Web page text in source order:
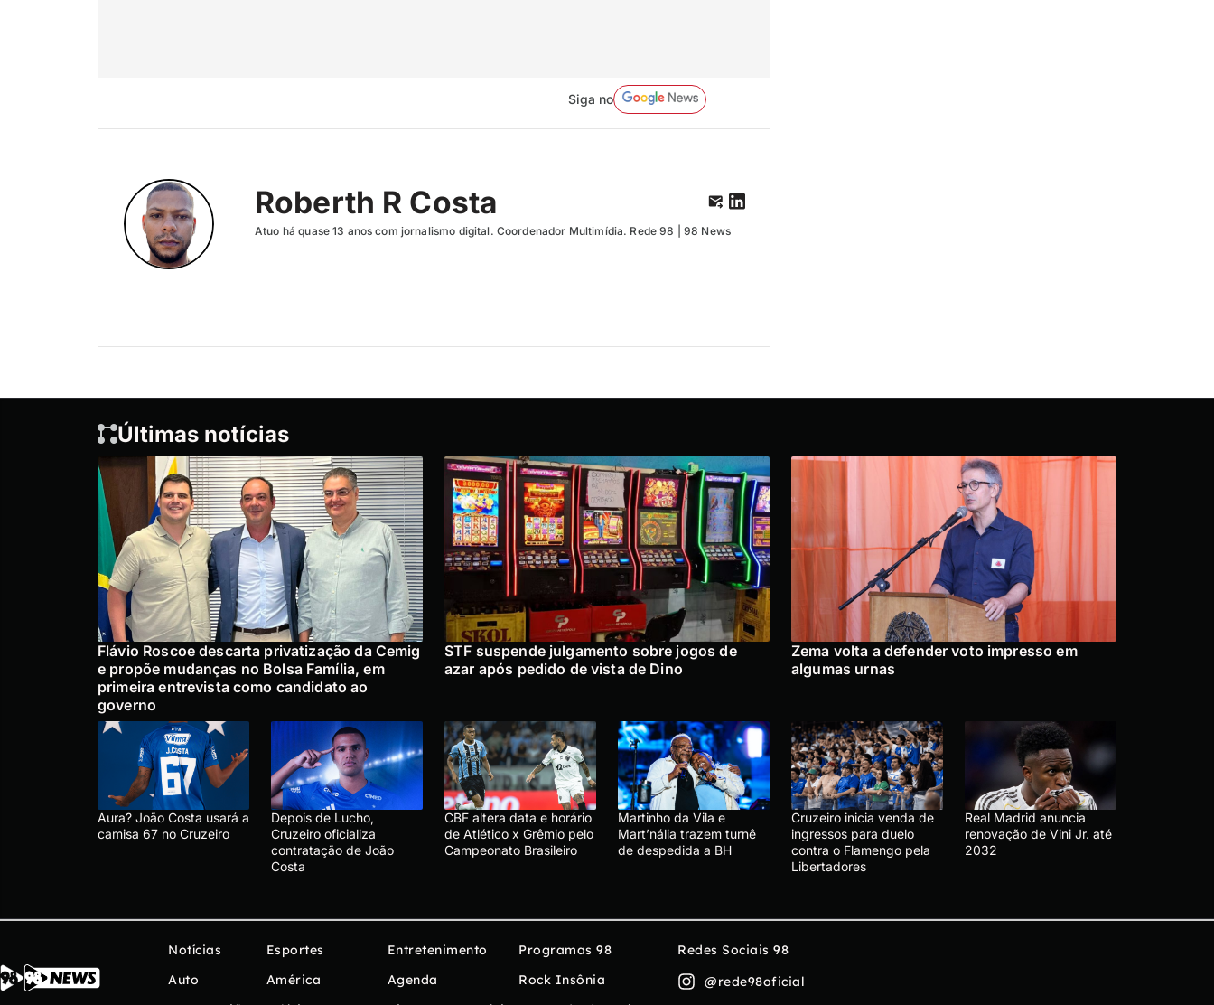
Siga no
Roberth R Costa
Atuo há quase 13 anos com jornalismo digital. Coordenador Multimídia. Rede 98 | 98 News
Últimas notícias
Flávio Roscoe descarta privatização da Cemig
e propõe mudanças no Bolsa Família, em
primeira entrevista como candidato ao
governo
STF suspende julgamento sobre jogos de
azar após pedido de vista de Dino
Zema volta a defender voto impresso em
algumas urnas
Aura? João Costa usará a
camisa 67 no Cruzeiro
Depois de Lucho,
Cruzeiro oficializa
contratação de João
Costa
CBF altera data e horário
de Atlético x Grêmio pelo
Campeonato Brasileiro
Martinho da Vila e
Mart’nália trazem turnê
de despedida a BH
Cruzeiro inicia venda de
ingressos para duelo
contra o Flamengo pela
Libertadores
Real Madrid anuncia
renovação de Vini Jr. até
2032
Notícias
Auto
Esportes
América
Entretenimento
Agenda
Programas 98
Rock Insônia
Redes Sociais 98
@rede98oficial